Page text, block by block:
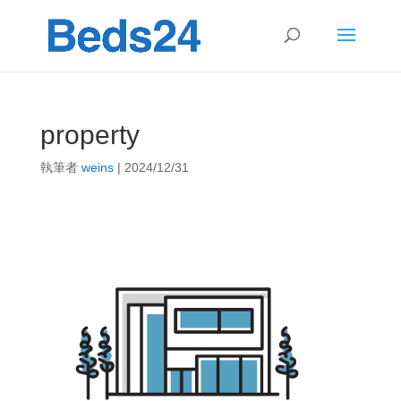
property
執筆者 weins| 2024/12/31